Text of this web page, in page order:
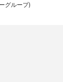
グループ)